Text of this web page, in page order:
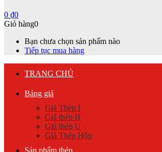
0 ₫0
Giỏ hàng0
Bạn chưa chọn sản phẩm nào
Tiếp tục mua hàng
TRANG CHỦ
Bảng giá
Giá Thép I
Giá thép H
Giá thép U
Giá Thép Hộp
Sản phẩm thép